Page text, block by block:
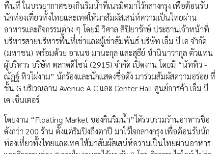
พื้นที่ ในบรรยากาศของกินริมน้ำที่เนรมิตมาไว้กลางกรุง เพื่อต้อนรับ
นักท่องเที่ยวทั้งไทยและเทศให้มาสัมผัสเสน่ห์ความเป็นไทยผ่าน
อาหารและกิจกรรมต่าง ๆ โดยมี วิศาล สิปิยารักษ์ ประธานเจ้าหน้าที่
บริหารสายบริหารพื้นที่เช่าและผู้เช่าสัมพันธ์ บริษัท เอ็ม บี เค จำกัด
(มหาชน) พร้อมด้วย อาเนช มานะกุล และสุธีย์ ขำนินาวากุล ตัวแทน
ผู้บริหาร บริษัท ตลาดดีไซน์ (2915) จำกัด เปิดงาน โดยมี “นัททิว -
ณัฏฐ์ ทิวไผ่งาม” นักร้องและนักแสดงชื่อดัง มาร่วมสัมผัสความอร่อย ที่
ชั้น G บริเวณลาน Avenue A-C และ Center Hall ศูนย์การค้า เอ็ม บี
เค เซ็นเตอร์
โดยงาน “Floating Market ของกินริมน้ำ”ได้รวบรวมร้านอาหารชื่อ
ดังกว่า 200 ร้าน ตั้งแต่ริมปิงถึงตาปี มาไว้ใจกลางกรุง เพื่อต้อนรับนัก
ท่องเที่ยวทั้งไทยและเทศ ให้มาสัมผัสเสน่ห์ความเป็นไทยผ่านอาหาร